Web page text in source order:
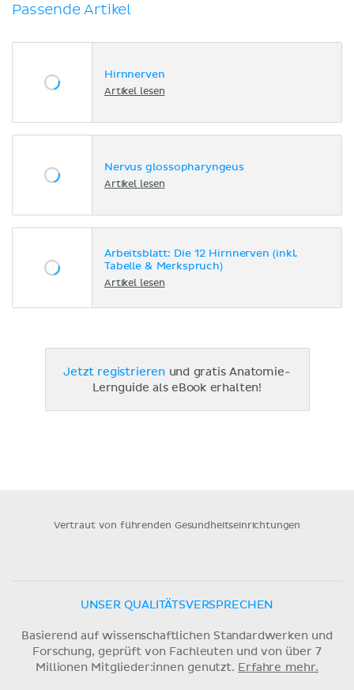
Passende Artikel
Hirnnerven
Artikel lesen
Nervus glossopharyngeus
Artikel lesen
Arbeitsblatt: Die 12 Hirnnerven (inkl.
Tabelle & Merkspruch)
Artikel lesen
Jetzt registrieren und gratis Anatomie-
Lernguide als eBook erhalten!
Vertraut von führenden Gesundheitseinrichtungen
UNSER QUALITÄTSVERSPRECHEN
Basierend auf wissenschaftlichen Standardwerken und
Forschung, geprüft von Fachleuten und von über 7
Millionen Mitglieder:innen genutzt. Erfahre mehr.